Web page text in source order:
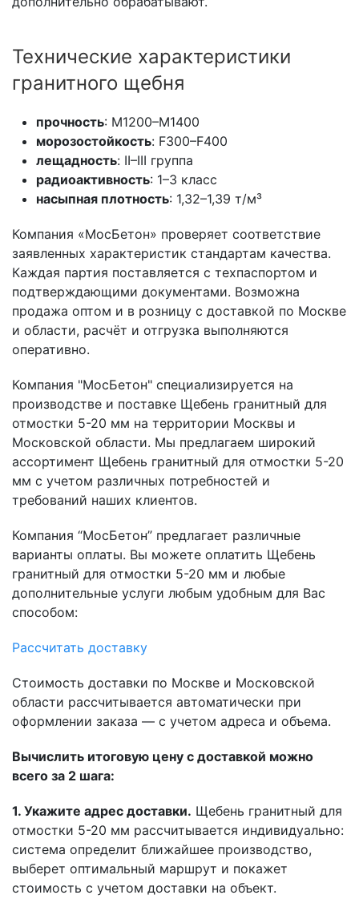
Технические характеристики
гранитного щебня
прочность: М1200–М1400
морозостойкость: F300–F400
лещадность: II–III группа
радиоактивность: 1–3 класс
насыпная плотность: 1,32–1,39 т/м³
Компания «МосБетон» проверяет соответствие
заявленных характеристик стандартам качества.
Каждая партия поставляется с техпаспортом и
подтверждающими документами. Возможна
продажа оптом и в розницу с доставкой по Москве
и области, расчёт и отгрузка выполняются
оперативно.
Компания "МосБетон" специализируется на
производстве и поставке Щебень гранитный для
отмостки 5-20 мм на территории Москвы и
Московской области. Мы предлагаем широкий
ассортимент Щебень гранитный для отмостки 5-20
мм с учетом различных потребностей и
требований наших клиентов.
Компания “МосБетон” предлагает различные
варианты оплаты. Вы можете оплатить Щебень
гранитный для отмостки 5-20 мм и любые
дополнительные услуги любым удобным для Вас
способом:
Рассчитать доставку
Стоимость доставки по Москве и Московской
области рассчитывается автоматически при
оформлении заказа — с учетом адреса и объема.
Вычислить итоговую цену с доставкой можно
всего за 2 шага:
1. Укажите адрес доставки. Щебень гранитный для
отмостки 5-20 мм рассчитывается индивидуально:
система определит ближайшее производство,
выберет оптимальный маршрут и покажет
стоимость с учетом доставки на объект.